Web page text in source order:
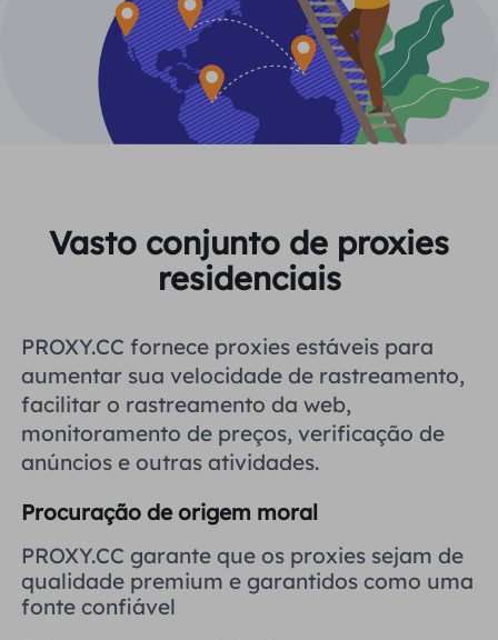
Verificação de anúncios
Raspagem e rastreamento da Web
FERRAMENTAS GRATUITAS
Verificador de proxy
LOCAIS
Estados Unidos
Reino Unido
Brasil
Rússia
Blogue
Guia do usuário
Mais integrações
中文
English
Deutsch
Indonesia
Русский
हिंदी
Aproveitar77% de descontoe aja agora!
Residencial $0/GB $0/dia ilimitado
Vasto conjunto de proxies
residenciais
PROXY.CC fornece proxies estáveis ​​para
aumentar sua velocidade de rastreamento,
facilitar o rastreamento da web,
monitoramento de preços, verificação de
anúncios e outras atividades.
Procuração de origem moral
PROXY.CC garante que os proxies sejam de
qualidade premium e garantidos como uma
fonte confiável